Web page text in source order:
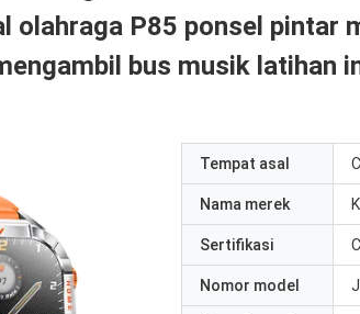
olahraga P85 ponsel pintar
bus musik latihan
Tempat asal
Nama merek
Sertifikasi
Nomor model